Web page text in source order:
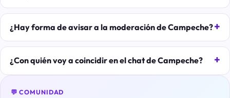
¿Hay forma de avisar a la moderación de Campeche?
¿Con quién voy a coincidir en el chat de Campeche?
💬 COMUNIDAD